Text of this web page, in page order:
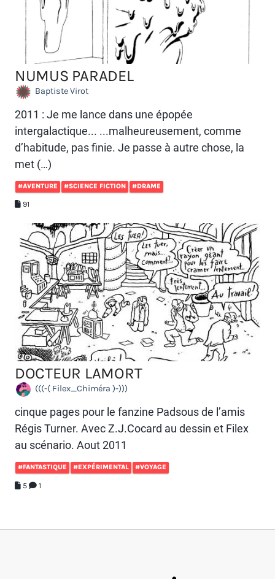
NUMUS PARADEL
Baptiste Virot
2011 : Je me lance dans une épopée
intergalactique... ...malheureusement, comme
d’habitude, pas finie. Je passe à autre chose, la
met (…)
#AVENTURE #SCIENCE FICTION #DRAME
91
DOCTEUR LAMORT
(((-( Filex_Chiméra )-)))
cinque pages pour le fanzine Padsous de l’amis
Régis Turner. Avec Z.J.Cocard au dessin et Filex
au scénario. Aout 2011
#FANTASTIQUE #EXPÉRIMENTAL #VOYAGE
5 1